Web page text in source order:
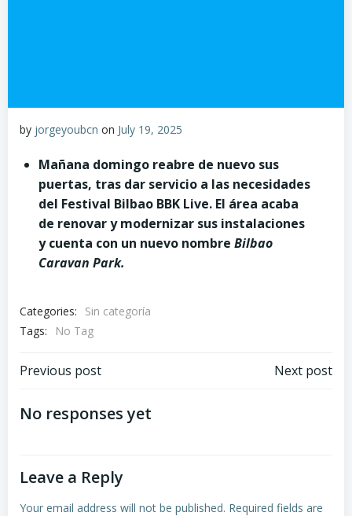
by jorgeyoubcn on July 19, 2025
Mañana domingo reabre de nuevo sus
puertas, tras dar servicio a las necesidades
del Festival Bilbao BBK Live. El área acaba
de renovar y modernizar sus instalaciones
y cuenta con un nuevo nombre Bilbao
Caravan Park.
Categories:
Sin categoría
Tags:
No Tag
Post
navigation
Previous post Next post
No responses yet
Leave a Reply
Your email address will not be published. Required fields are